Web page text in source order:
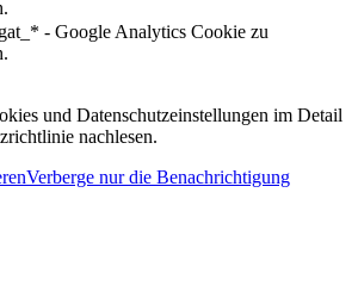
- Google Analytics Cookie zu
und Datenschutzeinstellungen im Detail
nachlesen.
Verberge nur die Benachrichtigung